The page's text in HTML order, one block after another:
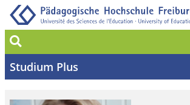
Suche
Studium Plus